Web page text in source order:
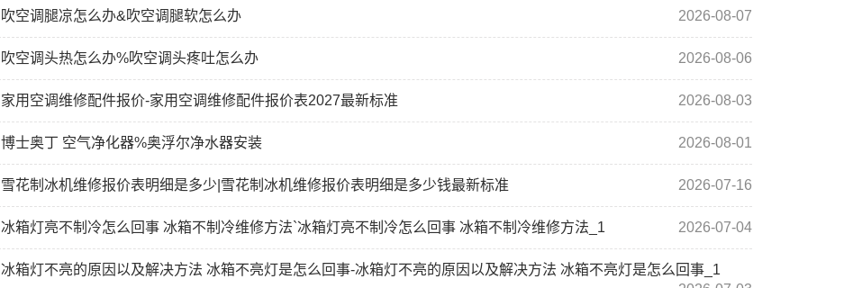
吹空调腿凉怎么办&吹空调腿软怎么办 2026-08-07
吹空调头热怎么办%吹空调头疼吐怎么办 2026-08-06
家用空调维修配件报价-家用空调维修配件报价表2027最新标准 2026-08-03
博士奥丁 空气净化器%奥浮尔净水器安装 2026-08-01
雪花制冰机维修报价表明细是多少|雪花制冰机维修报价表明细是多少钱最新标准 2026-07-16
冰箱灯亮不制冷怎么回事 冰箱不制冷维修方法`冰箱灯亮不制冷怎么回事 冰箱不制冷维修方法_1 2026-07-04
冰箱灯不亮的原因以及解决方法 冰箱不亮灯是怎么回事-冰箱灯不亮的原因以及解决方法 冰箱不亮灯是怎么回事_1